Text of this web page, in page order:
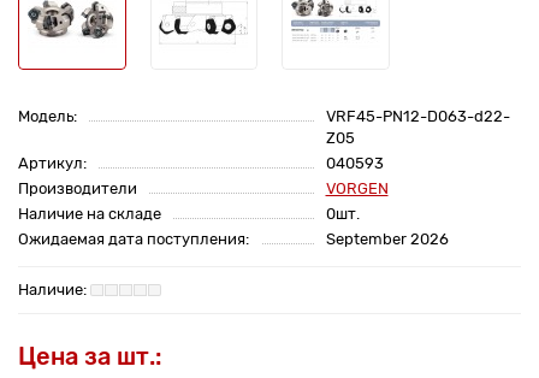
Модель:
VRF45-PN12-D063-d22-
Z05
Артикул:
040593
Производители
VORGEN
Наличие на складе
0шт.
Ожидаемая дата поступления:
September 2026
Цена за шт.: